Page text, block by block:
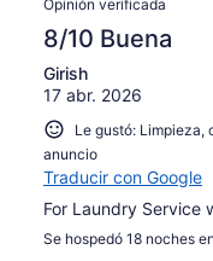
Opinión verificada
8/10 Buena
Girish
17 abr. 2026
Le gustó:
anuncio
Traducir con Google
For Laundry Service
Se hospedó 18 noches